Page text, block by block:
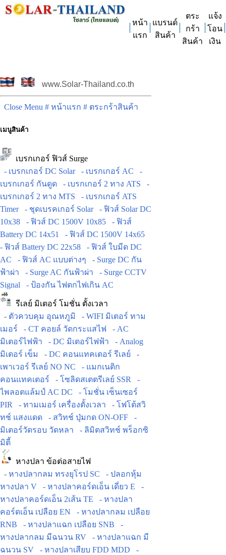
หน้า
แรก
แบรนด์
สินค้า
ตระ
กร้า
สินค้า
แจ้ง
โอน
เงิน
www.Solar-Thailand.co.th
Close Menu # หน้าแรก # ตระกร้าสินค้า
เมนูสินค้า
เบรกเกอร์ ฟิวส์ Surge
- เบรกเกอร์ DC Solar
- เบรกเกอร์ AC
-
เบรกเกอร์ กันดูด
- เบรกเกอร์ 2 ทาง ATS
-
เบรกเกอร์ 2 ทาง MTS
- เบรกเกอร์ ATS
Timer
- ชุดเบรคเกอร์ Solar
- ฟิวส์ Solar DC
10x38
- ฟิวส์ DC 1500V 10x85
- ฟิวส์
Battery DC 14x51
- ฟิวส์ DC 1500V 14x65
- ฟิวส์ Battery DC 22x58
- ฟิวส์ ใบมีด DC
AC
- ฟิวส์ AC แบบต่างๆ
- Surge DC กัน
ฟ้าผ่า
- Surge AC กันฟ้าผ่า
- Surge CCTV
Signal
- ป้องกัน ไฟตกไฟเกิน AC
รีเลย์ มิเตอร์ โมชั่น ตั้งเวลา
- ตัวควบคุม อุณหภูมิ
- WIFI มิเตอร์ ทาม
เมอร์
- CT คอยล์ วัดกระแสไฟ
- AC
มิเตอร์ไฟฟ้า
- DC มิเตอร์ไฟฟ้า
- Analog
มิเตอร์ เข็ม
- DC คอนแทคเตอร์ รีเลย์
-
เพาเวอร์ รีเลย์ NO NC
- แมกเนติก
คอนแทคเตอร์
- โซลิดสเตตรีเลย์ SSR
-
ไพลอตแล้มป์ AC DC
- โมชั่น เซ็นเซอร์
PIR
- ทามเมอร์ เครื่องตั้งเวลา
- โฟโต้สวิ
ทช์ แสงแดด
- สวิทช์ ปุ่มกด ON-OFF
-
มิเตอร์วัดรอบ วัดหลา
- ลิมิตสวิทช์ พร็อกซิ
มิตี้
หางปลา ข้อต่อสายไฟ
- หางปลากลม ทรงยุโรป SC
- ปลอกหุ้ม
หางปลา V
- หางปลาคอร์ดเอ็น เดี่ยว E
-
หางปลาคอร์ดเอ็น 2เส้น TE
- หางปลา
คอร์ดเอ็น เปลือย EN
- หางปลากลม เปลือย
RNB
- หางปลาแฉก เปลือย SNB
-
หางปลากลม มีฉนวน RV
- หางปลาแฉก มี
ฉนวน SV
- หางปลาเสียบ FDD MDD
-